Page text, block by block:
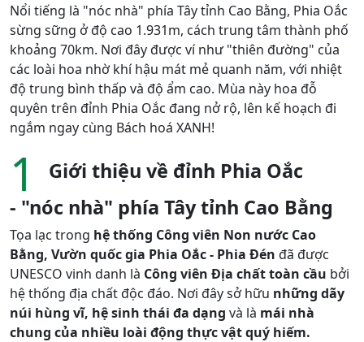
Nổi tiếng là "nóc nhà" phía Tây tỉnh Cao Bằng, Phia Oắc
sừng sững ở độ cao 1.931m, cách trung tâm thành phố
khoảng 70km. Nơi đây được ví như "thiên đường" của
các loài hoa nhờ khí hậu mát mẻ quanh năm, với nhiệt
độ trung bình thấp và độ ẩm cao. Mùa này hoa đỗ
quyên trên đỉnh Phia Oắc đang nở rộ, lên kế hoạch đi
ngắm ngay cùng Bách hoá XANH!
1
Giới thiệu về đỉnh Phia Oắc
- "nóc nhà" phía Tây tỉnh Cao Bằng
Tọa lạc trong hệ thống Công viên Non nước Cao
Bằng, Vườn quốc gia Phia Oắc - Phia Đén đã được
UNESCO vinh danh là Công viên Địa chất toàn cầu bởi
hệ thống địa chất độc đáo. Nơi đây sở hữu những dãy
núi hùng vĩ, hệ sinh thái đa dạng và là mái nhà
chung của nhiều loài động thực vật quý hiếm.